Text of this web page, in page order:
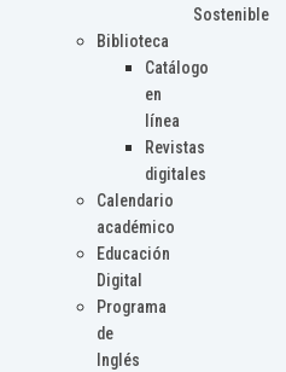
Sostenible
Biblioteca
Catálogo
en
línea
Revistas
digitales
Calendario
académico
Educación
Digital
Programa
de
Inglés